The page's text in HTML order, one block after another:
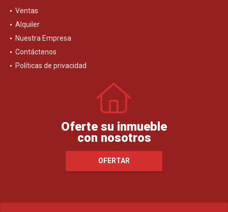
Ventas
Alquiler
Nuestra Empresa
Contáctenos
Políticas de privacidad
Oferte su inmueble
con nosotros
OFERTAR